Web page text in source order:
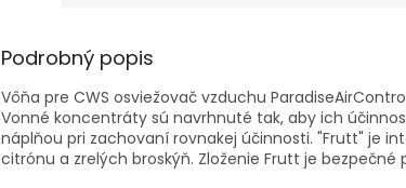
Podrobný popis
Vôňa pre CWS osviežovač vzduchu
Vonné koncentráty sú navrhnuté tak, aby ich
náplňou pri zachovaní rovnakej účinnosti. "Frutt" je
citrónu a zrelých broskýň. Zloženie Frutt je